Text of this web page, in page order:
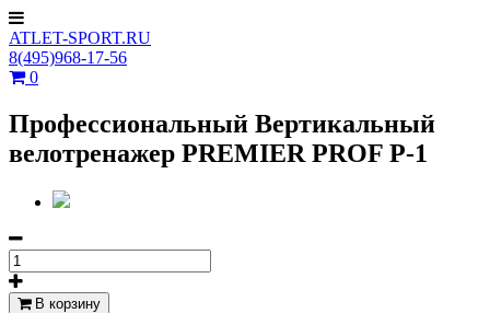
ATLET-SPORT.RU
8(495)968-17-56
0
Профессиональный Вертикальный
велотренажер PREMIER PROF P-1
В корзину